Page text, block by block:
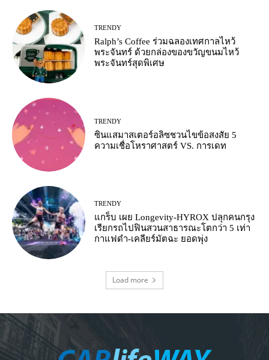
TRENDY
Ralph’s Coffee ร่วมฉลองเทศกาลไหว้
พระจันทร์ ด้วยกล่องของขวัญขนมไหว้
พระจันทร์สุดพิเศษ
TRENDY
ซินแสมาสเตอร์อลิซชวนไขข้อสงสัย 5
ความเชื่อโหราศาสตร์ VS. การเดท
TRENDY
แกร็บ เผย Longevity-HYROX ปลุกคนกรุง
เรียกรถไปฟินสวนสาธารณะโตกว่า 5 เท่า
กาแฟดำ-เคลียร์มัตฉะ ยอดพุ่ง
Load more